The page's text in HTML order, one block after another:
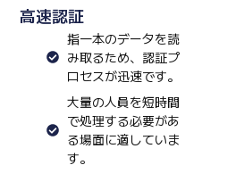
高速認証
指一本のデータを読
み取るため、認証プ
ロセスが迅速です。
大量の人員を短時間
で処理する必要があ
る場面に適していま
す。